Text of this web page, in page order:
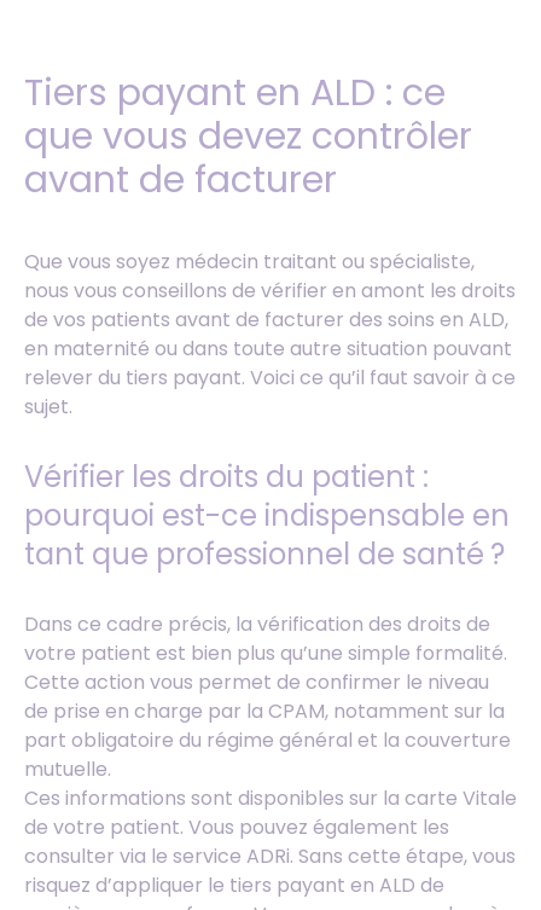
Tiers payant en ALD : ce
que vous devez contrôler
avant de facturer
Que vous soyez médecin traitant ou spécialiste,
nous vous conseillons de vérifier en amont les droits
de vos patients avant de facturer des soins en ALD,
en maternité ou dans toute autre situation pouvant
relever du tiers payant. Voici ce qu’il faut savoir à ce
sujet.
Vérifier les droits du patient :
pourquoi est-ce indispensable en
tant que professionnel de santé ?
Dans ce cadre précis, la vérification des droits de
votre patient est bien plus qu’une simple formalité.
Cette action vous permet de confirmer le niveau
de prise en charge par la CPAM, notamment sur la
part obligatoire du régime général et la couverture
mutuelle.
Ces informations sont disponibles sur la carte Vitale
de votre patient. Vous pouvez également les
consulter via le service ADRi. Sans cette étape, vous
risquez d’appliquer le tiers payant en ALD de